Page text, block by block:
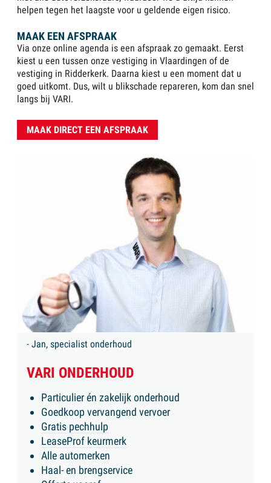
helpen tegen het laagste voor u geldende eigen risico.
MAAK EEN AFSPRAAK
Via onze online agenda is een afspraak zo gemaakt. Eerst
kiest u een tussen onze vestiging in Vlaardingen of de
vestiging in Ridderkerk. Daarna kiest u een moment dat u
goed uitkomt. Dus, wilt u blikschade repareren, kom dan snel
langs bij VARI.
MAAK DIRECT EEN AFSPRAAK
- Jan, specialist onderhoud
VARI ONDERHOUD
Particulier én zakelijk onderhoud
Goedkoop vervangend vervoer
Gratis pechhulp
LeaseProf keurmerk
Alle automerken
Haal- en brengservice